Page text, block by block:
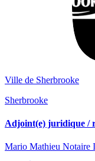
Ville de Sherbrooke
Sherbrooke
Adjoint(e) juridique /
Mario Mathieu Notaire